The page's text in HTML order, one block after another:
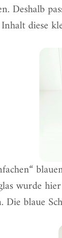
Deshalb
diese
wurde
Die blaue